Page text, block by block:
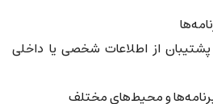
از اطلاعات شخصی یا داخلی
و محیط‌های مختلف